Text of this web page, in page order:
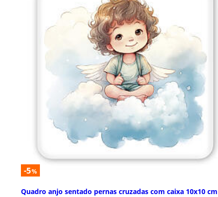
-5%
Quadro anjo sentado pernas cruzadas com caixa 10x10 cm